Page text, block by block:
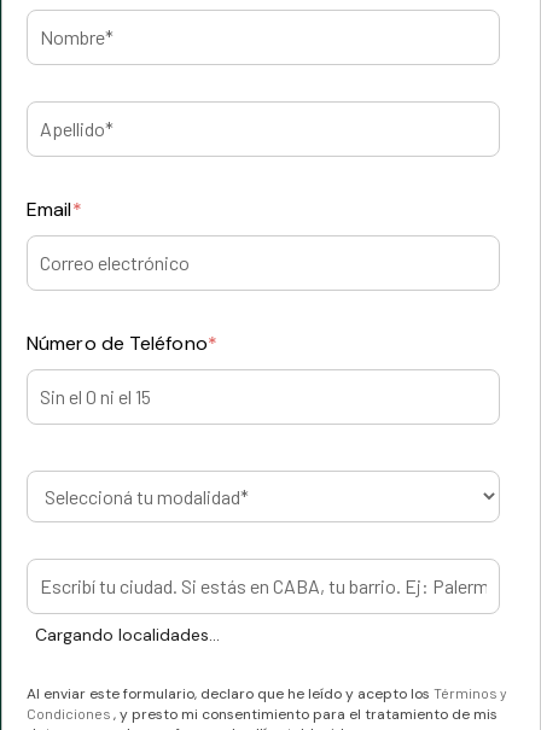
Email*
Número de Teléfono*
Cargando localidades...
Al enviar este formulario, declaro que he leído y acepto los Términos y
Condiciones , y presto mi consentimiento para el tratamiento de mis